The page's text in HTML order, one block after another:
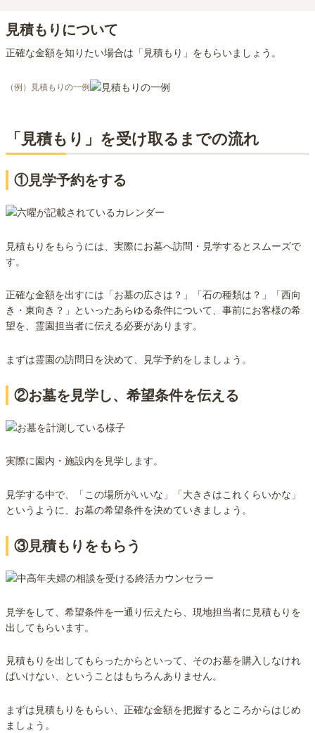
見積もりについて
正確な金額を知りたい場合は「見積もり」をもらいましょう。
（例）見積もりの一例
「見積もり」を受け取るまでの流れ
①見学予約をする
見積もりをもらうには、実際にお墓へ訪問・見学するとスムーズで
す。
正確な金額を出すには「お墓の広さは？」「石の種類は？」「西向
き・東向き？」といったあらゆる条件について、事前にお客様の希
望を、霊園担当者に伝える必要があります。
まずは霊園の訪問日を決めて、見学予約をしましょう。
②お墓を見学し、希望条件を伝える
実際に園内・施設内を見学します。
見学する中で、「この場所がいいな」「大きさはこれくらいかな」
というように、お墓の希望条件を決めていきましょう。
③見積もりをもらう
見学をして、希望条件を一通り伝えたら、現地担当者に見積もりを
出してもらいます。
見積もりを出してもらったからといって、そのお墓を購入しなけれ
ばいけない、ということはもちろんありません。
まずは見積もりをもらい、正確な金額を把握するところからはじめ
ましょう。